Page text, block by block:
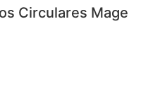
Circulares Mage